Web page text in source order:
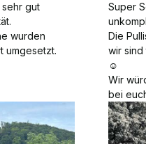
gut
wurden
umgesetzt.
Super
Die
wir
☺️
Wir
bei
es
Vielen